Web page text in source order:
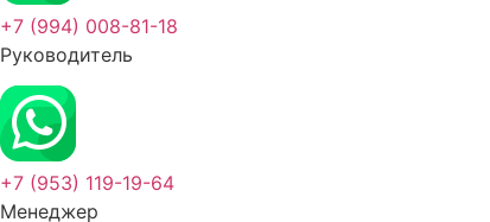
+7 (994) 008-81-18
Руководитель
+7 (953) 119-19-64
Менеджер